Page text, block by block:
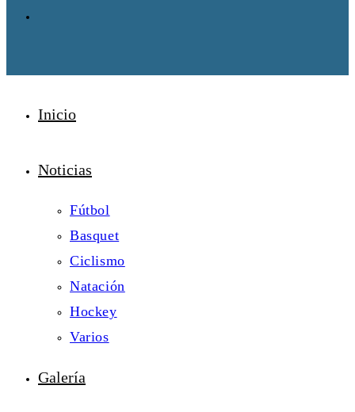
Inicio
Noticias
Fútbol
Basquet
Ciclismo
Natación
Hockey
Varios
Galería